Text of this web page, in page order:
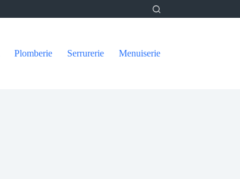
Plomberie Serrurerie Menuiserie